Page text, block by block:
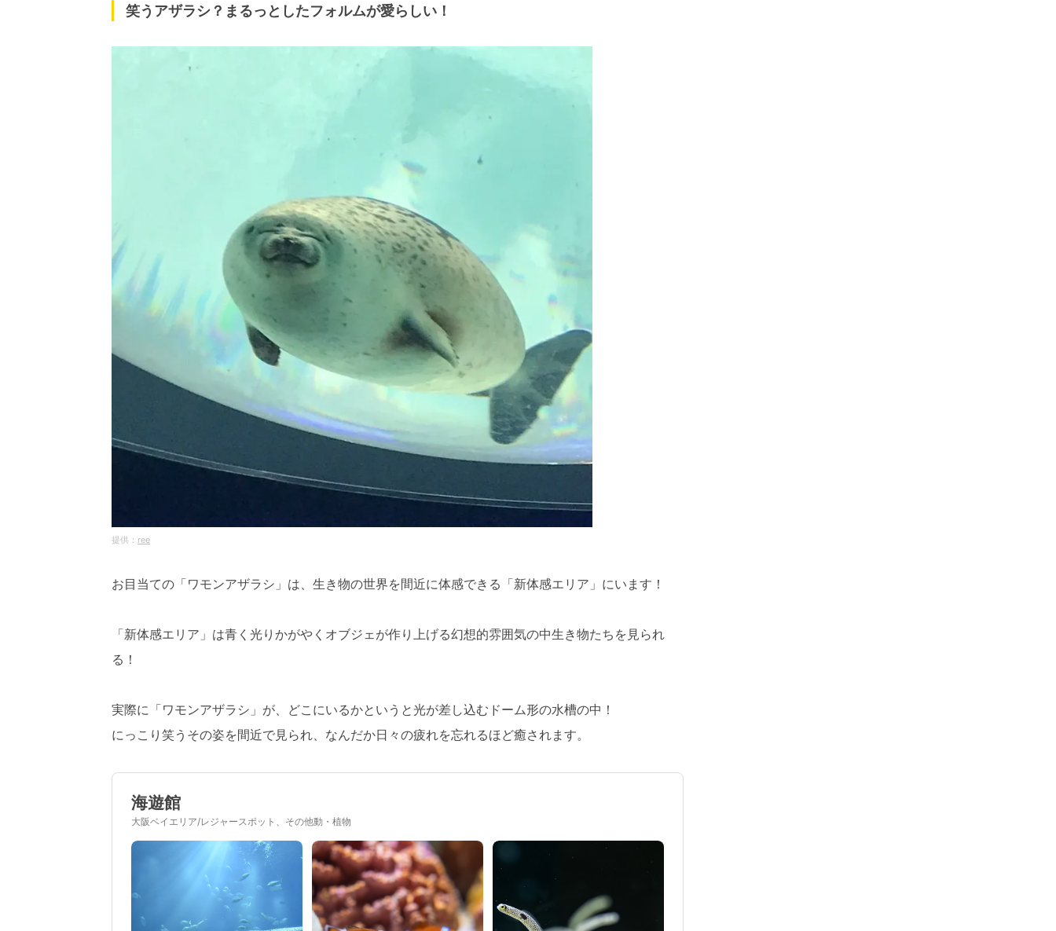
笑うアザラシ？まるっとしたフォルムが愛らしい！
ree
お目当ての「ワモンアザラシ」は、生き物の世界を間近に体感できる「新体感エリア」にいます！
「新体感エリア」は青く光りかがやくオブジェが作り上げる幻想的雰囲気の中生き物たちを見られ
る！
実際に「ワモンアザラシ」が、どこにいるかというと光が差し込むドーム形の水槽の中！
にっこり笑うその姿を間近で見られ、なんだか日々の疲れを忘れるほど癒されます。
海遊館
大阪ベイエリア/レジャースポット、その他動・植物